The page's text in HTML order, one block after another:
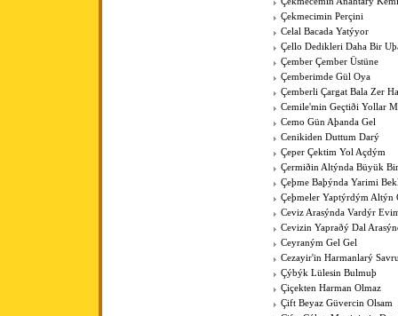
Çekmecimin Perçini
Celal Bacada Yatýyor
Çello Dedikleri Daha Bir
Çember Çember Üstüne
Çemberimde Gül Oya
Çemberli Çargat Bala Zer
Cemile'min Geçtiði Yollar
Cemo Gün Aþanda Gel
Cenikiden Duttum Darý
Çeper Çektim Yol Açdým
Çermiðin Altýnda Büyük
Çeþme Baþýnda Yarimi
Çeþmeler Yaptýrdým Altýn
Ceviz Arasýnda Vardýr
Cevizin Yapraðý Dal
Ceyraným Gel Gel
Cezayir'in Harmanlarý
Çýbýk Lülesin Bulmuþ
Çiçekten Harman Olmaz
Çift Beyaz Güvercin Olsam